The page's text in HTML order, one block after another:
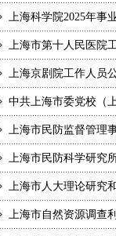
上海科学院2025年事
上海市第十人民医院
上海京剧院工作人员
中共上海市委党校（
上海市民防监督管理
上海市民防科学研究
上海市人大理论研究
上海市自然资源调查